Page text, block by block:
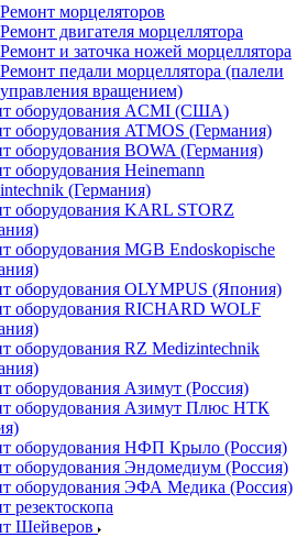
Ремонт морцеляторов
Ремонт двигателя морцеллятора
Ремонт и заточка ножей морцеллятора
Ремонт педали морцеллятора (палели
управления вращением)
оборудования ACMI (США)
оборудования ATMOS (Германия)
оборудования BOWA (Германия)
оборудования Heinemann
(Германия)
оборудования KARL STORZ
оборудования MGB Endoskopische
оборудования OLYMPUS (Япония)
оборудования RICHARD WOLF
оборудования RZ Medizintechnik
оборудования Азимут (Россия)
оборудования Азимут Плюс НТК
оборудования НФП Крыло (Россия)
оборудования Эндомедиум (Россия)
оборудования ЭФА Медика (Россия)
резектоскопа
Шейверов